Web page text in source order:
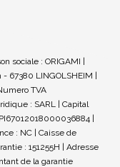
sociale : ORIGAMI |
67380 LINGOLSHEIM |
TVA
: SARL | Capital
|
: NC | Caisse de
: 151255H | Adresse
de la garantie